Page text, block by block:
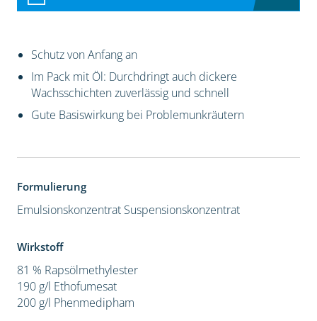
Schutz von Anfang an
Im Pack mit Öl: Durchdringt auch dickere
Wachsschichten zuverlässig und schnell
Gute Basiswirkung bei Problemunkräutern
Formulierung
Emulsionskonzentrat Suspensionskonzentrat
Wirkstoff
81 % Rapsölmethylester
190 g/l Ethofumesat
200 g/l Phenmedipham